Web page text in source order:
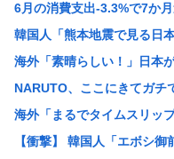
【悲報】開示請求が届いた
【九州名物】鶏刺し食べた
【悲報】思春期の娘に「キ
京大病院、脳腫瘍摘出手術
【悲報】中居正広「俺が来
【悲報】初の日本代表で出
6月の消費支出-3.3%で7か
韓国人「熊本地震で見る日
海外「素晴らしい！」日本
NARUTO、ここにきてガチ
海外「まるでタイムスリッ
【衝撃】 韓国人「エボシ御